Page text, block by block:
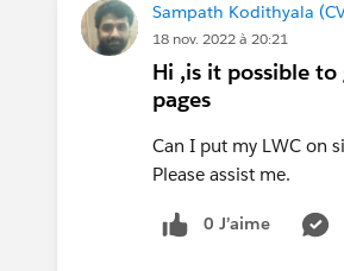
Sampath Kodithyala
18 nov. 2022 à 20:21
Hi ,is it possible
pages
Can I put my LWC on
Please assist me.
0 J’aime